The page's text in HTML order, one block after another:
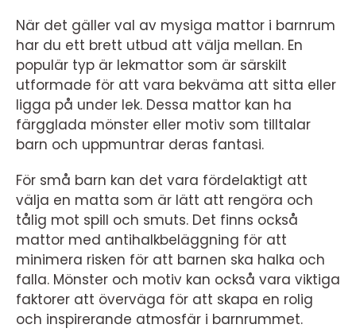
När det gäller val av mysiga mattor i barnrum
har du ett brett utbud att välja mellan. En
populär typ är lekmattor som är särskilt
utformade för att vara bekväma att sitta eller
ligga på under lek. Dessa mattor kan ha
färgglada mönster eller motiv som tilltalar
barn och uppmuntrar deras fantasi.
För små barn kan det vara fördelaktigt att
välja en matta som är lätt att rengöra och
tålig mot spill och smuts. Det finns också
mattor med antihalkbeläggning för att
minimera risken för att barnen ska halka och
falla. Mönster och motiv kan också vara viktiga
faktorer att överväga för att skapa en rolig
och inspirerande atmosfär i barnrummet.